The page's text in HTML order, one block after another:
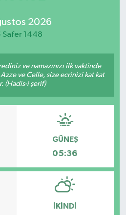
2026
Safer 1448
ve namazınızı ilk vaktinde
Azze ve Celle, size ecrinizi kat kat
(Hadis-i şerif)
GÜNEŞ
05:36
İKINDI